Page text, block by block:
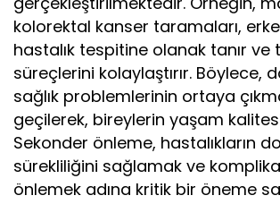
kolorektal kanser taramaları,
hastalık tespitine olanak tanır ve
süreçlerini kolaylaştırır. Böylece,
sağlık problemlerinin ortaya
geçilerek, bireylerin yaşam kalitesi
Sekonder önleme, hastalıkların
sürekliliğini sağlamak ve
önlemek adına kritik bir öneme